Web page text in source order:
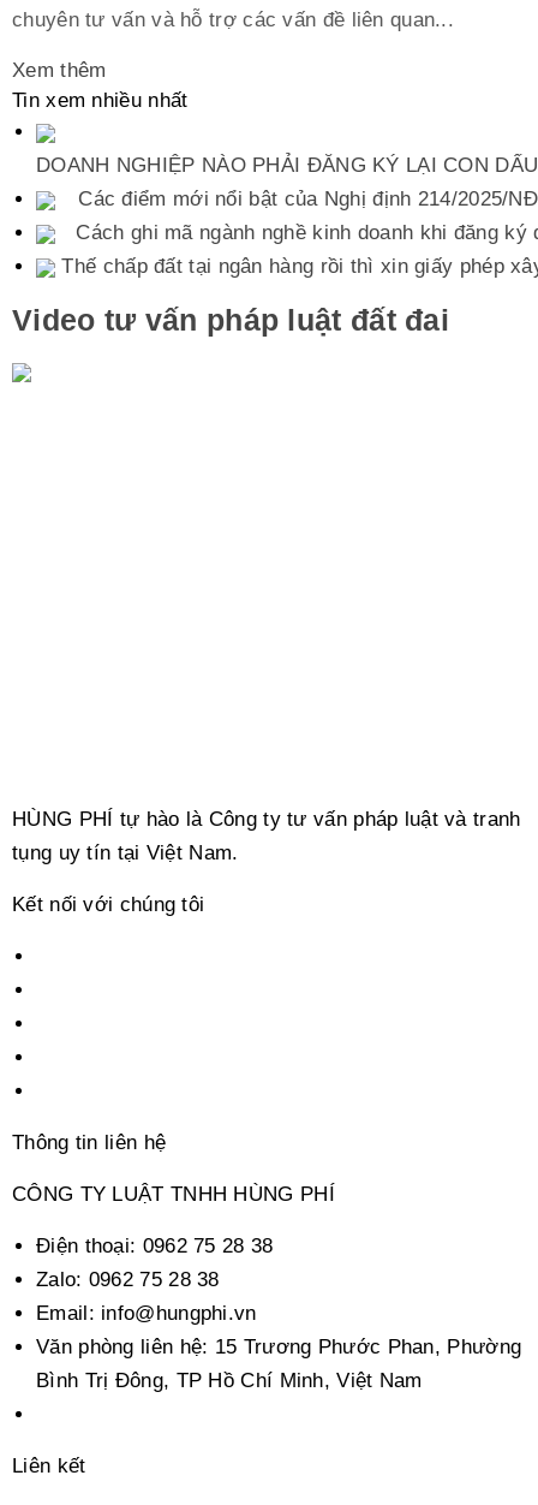
chuyên tư vấn và hỗ trợ các vấn đề liên quan...
Xem thêm
Tin xem nhiều nhất
DOANH NGHIỆP NÀO PHẢI ĐĂNG KÝ LẠI CON
Các điểm mới nổi bật của Nghị định 214/2025/
Cách ghi mã ngành nghề kinh doanh khi đăng ký
Thế chấp đất tại ngân hàng rồi thì xin giấy phép
Video tư vấn pháp luật đất đai
HÙNG PHÍ tự hào là Công ty tư vấn pháp luật và tranh
tụng uy tín tại Việt Nam.
Kết nối với chúng tôi
Thông tin liên hệ
CÔNG TY LUẬT TNHH HÙNG PHÍ
Điện thoại: 0962 75 28 38
Zalo: 0962 75 28 38
Email: info@hungphi.vn
Văn phòng liên hệ: 15 Trương Phước Phan, Phường
Bình Trị Đông, TP Hồ Chí Minh, Việt Nam
Liên kết